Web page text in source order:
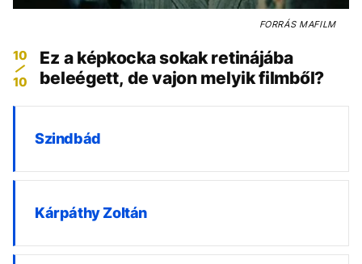
FORRÁSMAFILM
10
10
Ez a képkocka sokak retinájába
beleégett, de vajon melyik filmből?
Szindbád
Kárpáthy Zoltán